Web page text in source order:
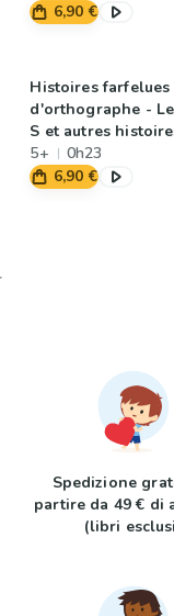
6,90 €
Histoires farfelues
d'orthographe -
S et autres
5+
0h23
6,90 €
Spedizione
partire da 49 € di
(libri